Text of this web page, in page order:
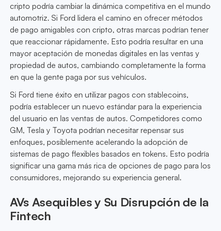
cripto podría cambiar la dinámica competitiva en el mundo
automotriz. Si Ford lidera el camino en ofrecer métodos
de pago amigables con cripto, otras marcas podrían tener
que reaccionar rápidamente. Esto podría resultar en una
mayor aceptación de monedas digitales en las ventas y
propiedad de autos, cambiando completamente la forma
en que la gente paga por sus vehículos.
Si Ford tiene éxito en utilizar pagos con stablecoins,
podría establecer un nuevo estándar para la experiencia
del usuario en las ventas de autos. Competidores como
GM, Tesla y Toyota podrían necesitar repensar sus
enfoques, posiblemente acelerando la adopción de
sistemas de pago flexibles basados en tokens. Esto podría
significar una gama más rica de opciones de pago para los
consumidores, mejorando su experiencia general.
AVs Asequibles y Su Disrupción de la
Fintech